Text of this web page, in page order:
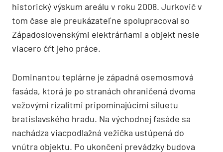
historický výskum areálu v roku 2008. Jurkovič v
tom čase ale preukázateľne spolupracoval so
Západoslovenskými elektrárňami a objekt nesie
viacero čŕt jeho práce.
Dominantou teplárne je západná osemosmová
fasáda, ktorá je po stranách ohraničená dvoma
vežovými rizalitmi pripomínajúcimi siluetu
bratislavského hradu. Na východnej fasáde sa
nachádza viacpodlažná vežička ustúpená do
vnútra objektu. Po ukončení prevádzky budova